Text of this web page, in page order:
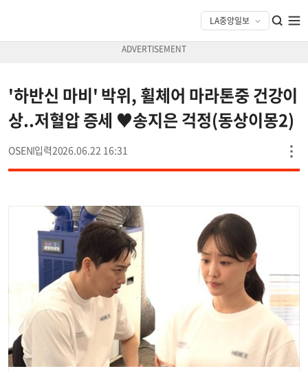
'하반신 마비' 박위, 휠체어 마라톤중 건강이
상..저혈압 증세 ♥송지은 걱정(동상이몽2)
OSEN 2026.06.22 16:31